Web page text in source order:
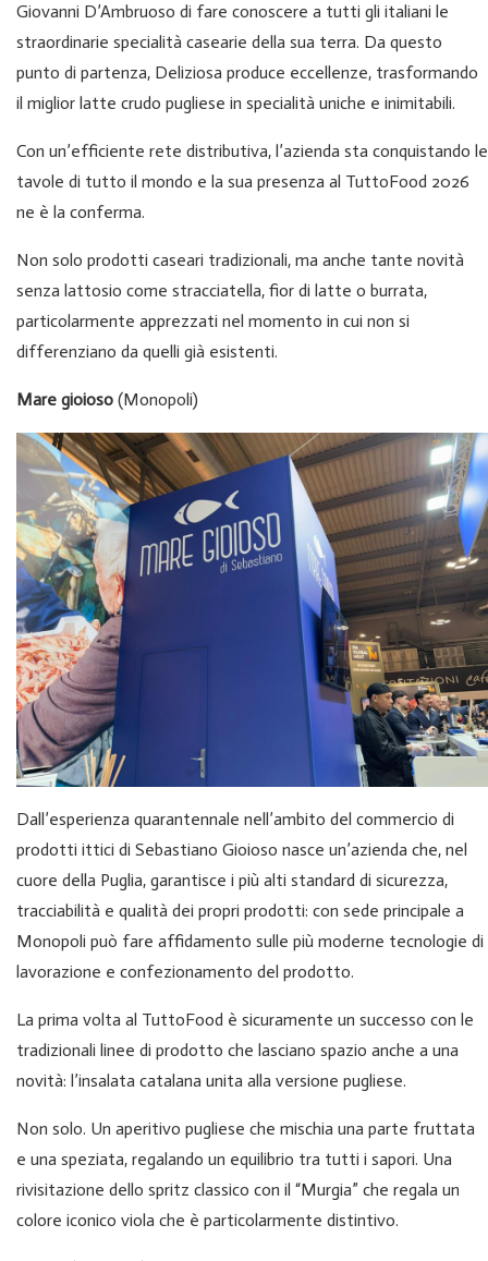
Giovanni D’Ambruoso di fare conoscere a tutti gli italiani le
straordinarie specialità casearie della sua terra. Da questo
punto di partenza, Deliziosa produce eccellenze, trasformando
il miglior latte crudo pugliese in specialità uniche e inimitabili.
Con un’efficiente rete distributiva, l’azienda sta conquistando le
tavole di tutto il mondo e la sua presenza al TuttoFood 2026
ne è la conferma.
Non solo prodotti caseari tradizionali, ma anche tante novità
senza lattosio come stracciatella, fior di latte o burrata,
particolarmente apprezzati nel momento in cui non si
differenziano da quelli già esistenti.
Mare gioioso (Monopoli)
Dall’esperienza quarantennale nell’ambito del commercio di
prodotti ittici di Sebastiano Gioioso nasce un’azienda che, nel
cuore della Puglia, garantisce i più alti standard di sicurezza,
tracciabilità e qualità dei propri prodotti: con sede principale a
Monopoli può fare affidamento sulle più moderne tecnologie di
lavorazione e confezionamento del prodotto.
La prima volta al TuttoFood è sicuramente un successo con le
tradizionali linee di prodotto che lasciano spazio anche a una
novità: l’insalata catalana unita alla versione pugliese.
Non solo. Un aperitivo pugliese che mischia una parte fruttata
e una speziata, regalando un equilibrio tra tutti i sapori. Una
rivisitazione dello spritz classico con il “Murgia” che regala un
colore iconico viola che è particolarmente distintivo.